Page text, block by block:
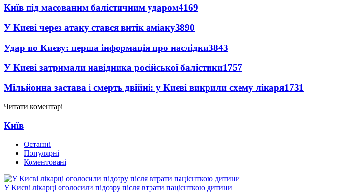
Київ під масованим балістичним ударом4169
У Києві через атаку стався витік аміаку3890
Удар по Києву: перша інформація про наслідки3843
У Києві затримали навідника російської балістики1757
Мільйонна застава і смерть двійні: у Києві викрили схему лікаря1731
Читати коментарі
Київ
Останні
Популярні
Коментовані
У Києві лікарці оголосили підозру після втрати пацієнткою дитини